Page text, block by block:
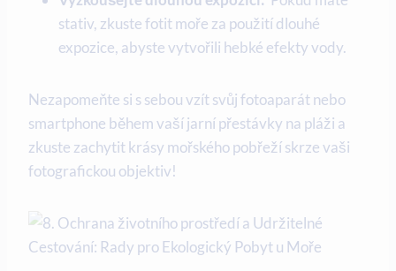
stativ, zkuste⁣ fotit moře za použití dlouhé
expozice, abyste vytvořili hebké efekty vody.
Nezapomeňte ⁣si ​s sebou vzít svůj ​fotoaparát nebo
‍smartphone během ⁢vaší jarní přestávky na pláži a
zkuste zachytit krásy mořského⁣ pobřeží‍ skrze vaši
fotografickou objektiv!